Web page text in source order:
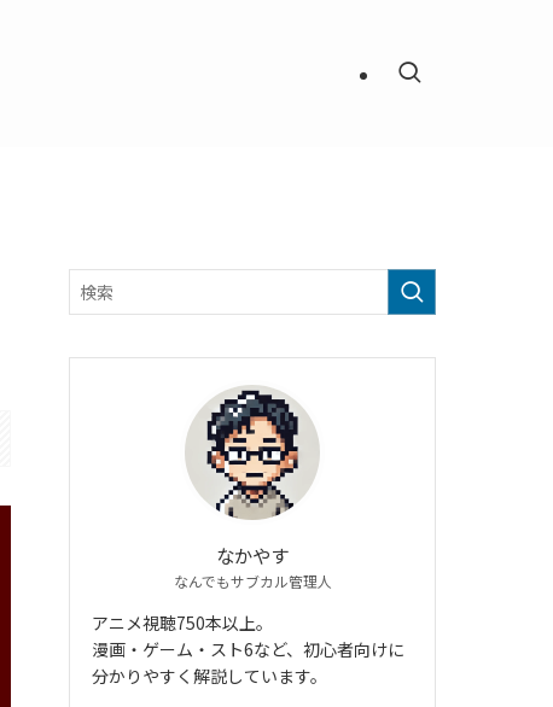
なかやす
なんでもサブカル管理人
アニメ視聴750本以上。
漫画・ゲーム・スト6など、初心者向けに
分かりやすく解説しています。